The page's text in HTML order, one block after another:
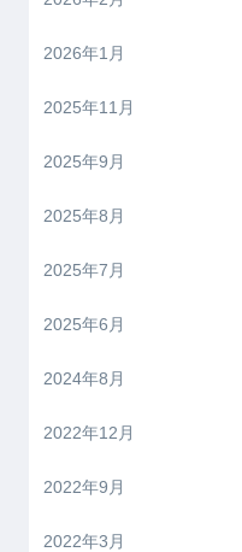
2026年1月
2025年11月
2025年9月
2025年8月
2025年7月
2025年6月
2024年8月
2022年12月
2022年9月
2022年3月